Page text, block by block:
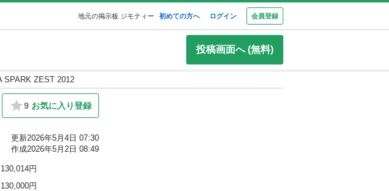
地元の掲示板 ジモティー 初めての方へ ログイン 会員登録
投稿画面へ (無料)
SPARK ZEST 2012
9 お気に入り登録
更新2026年5月4日 07:30
作成2026年5月2日 08:49
130,014円
130,000円